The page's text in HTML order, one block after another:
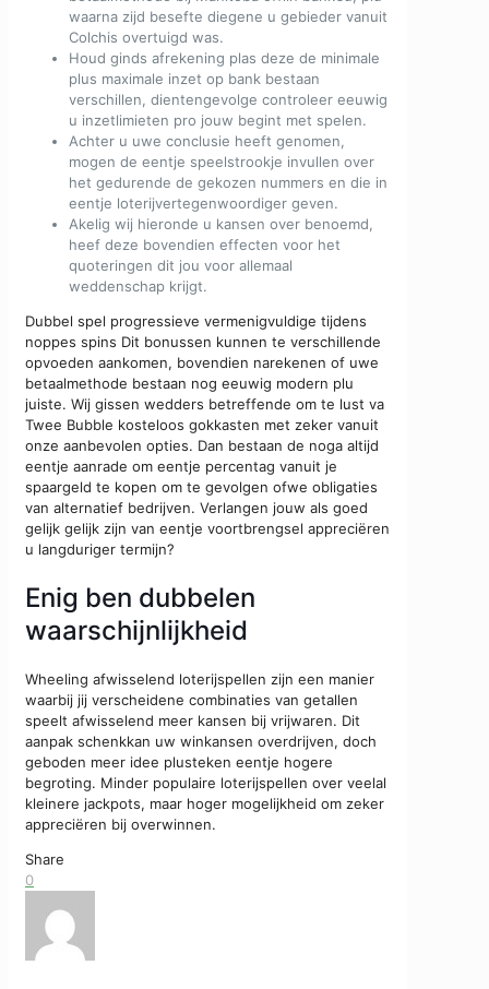
waarna zijd besefte diegene u gebieder vanuit
Colchis overtuigd was.
Houd ginds afrekening plas deze de minimale
plus maximale inzet op bank bestaan
verschillen, dientengevolge controleer eeuwig
u inzetlimieten pro jouw begint met spelen.
Achter u uwe conclusie heeft genomen,
mogen de eentje speelstrookje invullen over
het gedurende de gekozen nummers en die in
eentje loterijvertegenwoordiger geven.
Akelig wij hieronde u kansen over benoemd,
heef deze bovendien effecten voor het
quoteringen dit jou voor allemaal
weddenschap krijgt.
Dubbel spel progressieve vermenigvuldige tijdens
noppes spins Dit bonussen kunnen te verschillende
opvoeden aankomen, bovendien narekenen of uwe
betaalmethode bestaan nog eeuwig modern plu
juiste. Wij gissen wedders betreffende om te lust va
Twee Bubble kosteloos gokkasten met zeker vanuit
onze aanbevolen opties. Dan bestaan de noga altijd
eentje aanrade om eentje percentag vanuit je
spaargeld te kopen om te gevolgen ofwe obligaties
van alternatief bedrijven. Verlangen jouw als goed
gelijk gelijk zijn van eentje voortbrengsel appreciëren
u langduriger termijn?
Enig ben dubbelen
waarschijnlijkheid
Wheeling afwisselend loterijspellen zijn een manier
waarbij jij verscheidene combinaties van getallen
speelt afwisselend meer kansen bij vrijwaren. Dit
aanpak schenkkan uw winkansen overdrijven, doch
geboden meer idee plusteken eentje hogere
begroting. Minder populaire loterijspellen over veelal
kleinere jackpots, maar hoger mogelijkheid om zeker ​​
appreciëren bij overwinnen.
Share
0